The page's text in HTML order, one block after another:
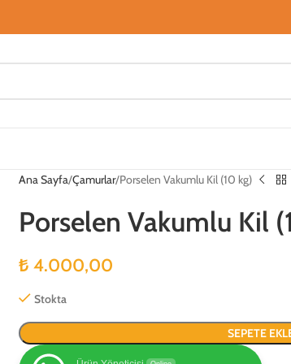
Ana Sayfa Çamurlar Porselen Vakumlu Kil (10 kg)
Porselen Vakumlu Kil
₺ 4.000,00
Stokta
SEPETE